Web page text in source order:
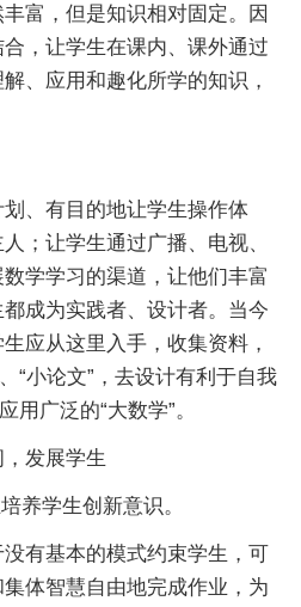
，但是知识相对固定。因
，让学生在课内、课外通过
、应用和趣化所学的知识，
、有目的地让学生操作体
；让学生通过广播、电视、
学学习的渠道，让他们丰富
成为实践者、设计者。当今
应从这里入手，收集资料，
“小论文”，去设计有利于自我
用广泛的“大数学”。
发展学生
学生创新意识。
有基本的模式约束学生，可
体智慧自由地完成作业，为